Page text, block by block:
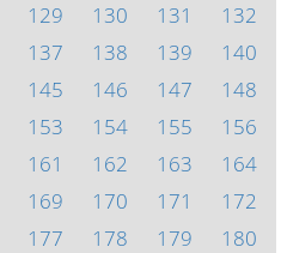
129 130 131
132
137 138 139
140
145 146 147
148
153 154 155
156
161 162 163
164
169 170 171
172
177 178 179
180